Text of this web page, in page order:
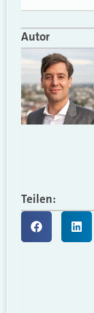
Autor
Teilen: